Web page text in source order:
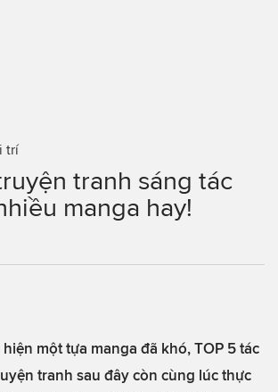
trí
tranh sáng tác
manga hay!
hiện một tựa manga đã khó, TOP 5 tác
tranh sau đây còn cùng lúc thực